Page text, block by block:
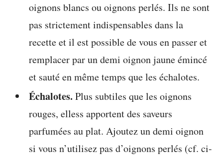
oignons blancs ou oignons perlés. Ils ne sont
pas strictement indispensables dans la
recette et il est possible de vous en passer et
remplacer par un demi oignon jaune émincé
et sauté en même temps que les échalotes.
Échalotes. Plus subtiles que les oignons
rouges, elless apportent des saveurs
parfumées au plat. Ajoutez un demi oignon
si vous n’utilisez pas d’oignons perlés (cf. ci-